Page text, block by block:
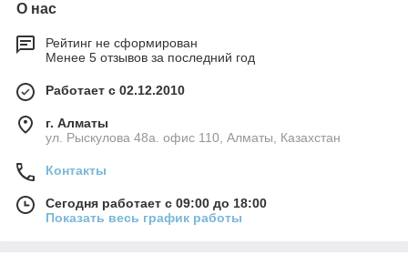
О нас
Рейтинг не сформирован
Менее 5 отзывов за последний год
Работает с 02.12.2010
г. Алматы
ул. Рыскулова 48а. офис 110, Алматы, Казахстан
Контакты
Сегодня работает с 09:00 до 18:00
Показать весь график работы